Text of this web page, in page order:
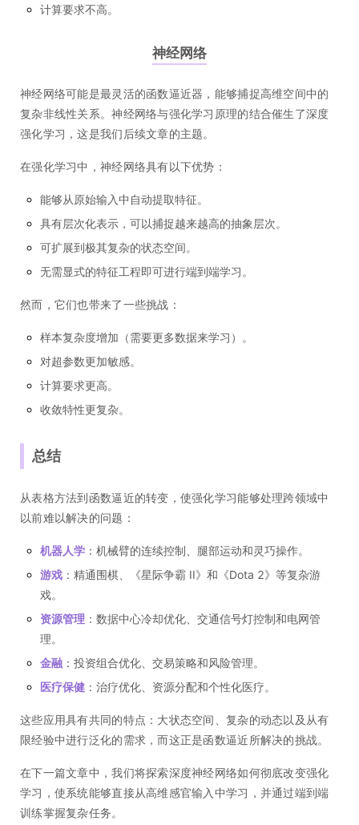
计算要求不高。
神经网络
神经网络可能是最灵活的函数逼近器，能够捕捉高维空间中的
复杂非线性关系。神经网络与强化学习原理的结合催生了深度
强化学习，这是我们后续文章的主题。
在强化学习中，神经网络具有以下优势：
能够从原始输入中自动提取特征。
具有层次化表示，可以捕捉越来越高的抽象层次。
可扩展到极其复杂的状态空间。
无需显式的特征工程即可进行端到端学习。
然而，它们也带来了一些挑战：
样本复杂度增加（需要更多数据来学习）。
对超参数更加敏感。
计算要求更高。
收敛特性更复杂。
总结
从表格方法到函数逼近的转变，使强化学习能够处理跨领域中
以前难以解决的问题：
机器人学 ：机械臂的连续控制、腿部运动和灵巧操作。
游戏 ：精通围棋、《星际争霸 II》和《Dota 2》等复杂游
戏。
资源管理 ：数据中心冷却优化、交通信号灯控制和电网管
理。
金融 ：投资组合优化、交易策略和风险管理。
医疗保健 ：治疗优化、资源分配和个性化医疗。
这些应用具有共同的特点：大状态空间、复杂的动态以及从有
限经验中进行泛化的需求，而这正是函数逼近所解决的挑战。
在下一篇文章中，我们将探索深度神经网络如何彻底改变强化
学习，使系统能够直接从高维感官输入中学习，并通过端到端
训练掌握复杂任务。